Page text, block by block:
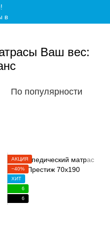
Ваш вес:
По популярности
АКЦИЯ
−40%
ХИТ
6
6